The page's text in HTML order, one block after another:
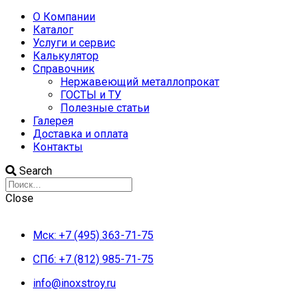
О Компании
Каталог
Услуги и сервис
Калькулятор
Справочник
Нержавеющий металлопрокат
ГОСТЫ и ТУ
Полезные статьи
Галерея
Доставка и оплата
Контакты
Search
Close
Мск: +7 (495) 363-71-75
СПб: +7 (812) 985-71-75
info@inoxstroy.ru